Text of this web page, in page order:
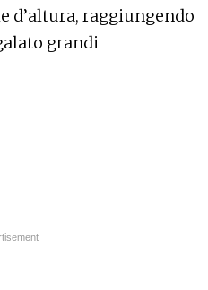
d’altura, raggiungendo
grandi